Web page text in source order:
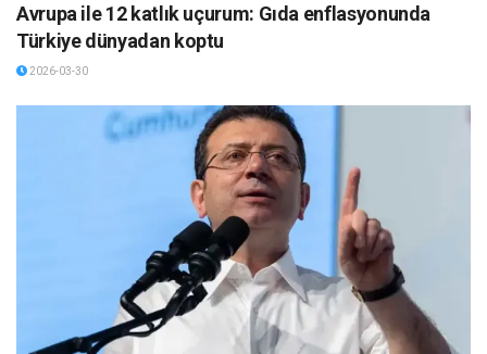
Avrupa ile 12 katlık uçurum: Gıda enflasyonunda
Türkiye dünyadan koptu
2026-03-30